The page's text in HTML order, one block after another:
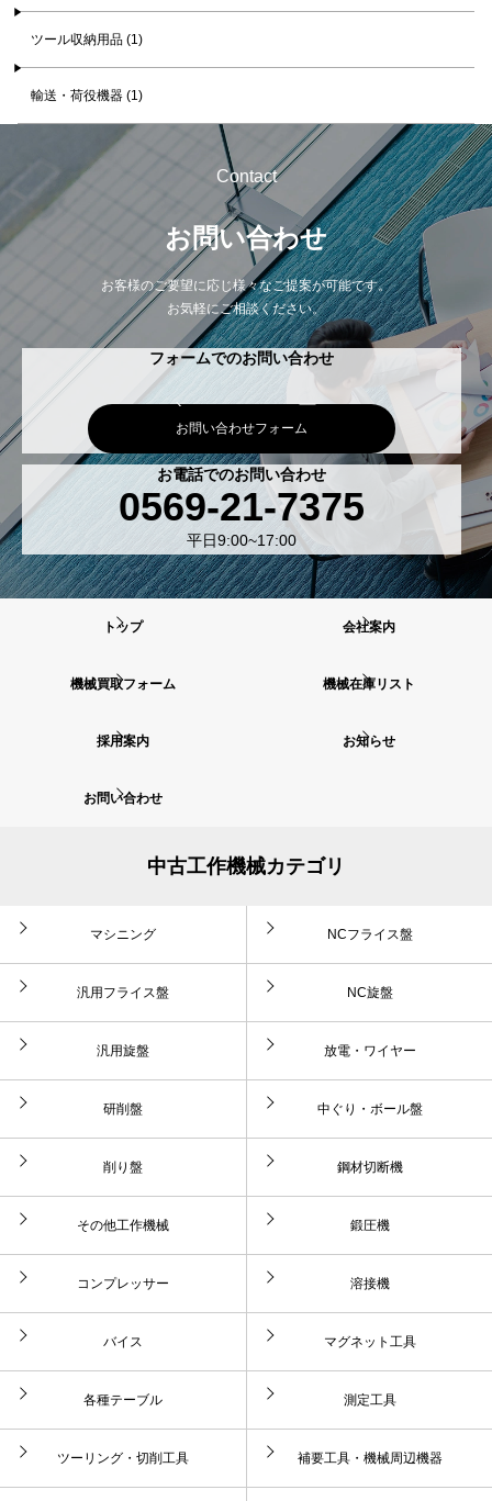
ツール収納用品 (1)
輸送・荷役機器 (1)
Contact
お問い合わせ
お客様のご要望に応じ様々なご提案が可能です。
お気軽にご相談ください。
フォームでのお問い合わせ
お問い合わせフォーム
お電話でのお問い合わせ
0569-21-7375
平日9:00~17:00
トップ 会社案内
機械買取フォーム 機械在庫リスト
採用案内 お知らせ
お問い合わせ
中古工作機械カテゴリ
マシニング NCフライス盤
汎用フライス盤 NC旋盤
汎用旋盤 放電・ワイヤー
研削盤 中ぐり・ボール盤
削り盤 鋼材切断機
その他工作機械 鍛圧機
コンプレッサー 溶接機
バイス マグネット工具
各種テーブル 測定工具
ツーリング・切削工具 補要工具・機械周辺機器